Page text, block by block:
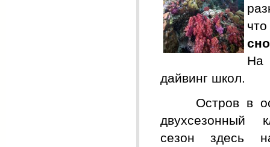
На
дайвинг школ.
Остров в
двухсезонный
сезон здесь